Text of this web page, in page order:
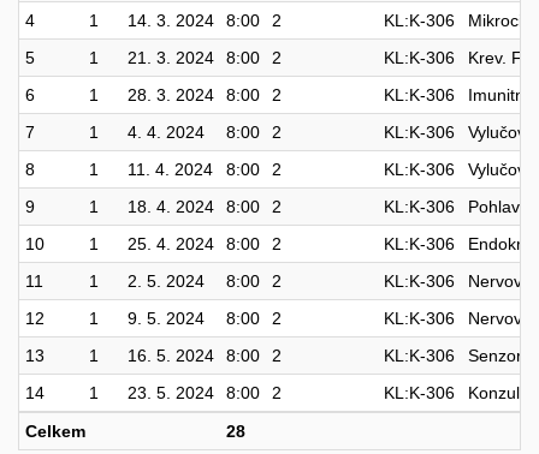
4
1 14. 3. 2024 8:00 2 KL:K-306
5
1 21. 3. 2024 8:00 2 KL:K-306
Krev.
6
1 28. 3. 2024 8:00 2 KL:K-306
Imunitní
7
1 4. 4. 2024 8:00 2 KL:K-306
8
1 11. 4. 2024 8:00 2 KL:K-306
9
1 18. 4. 2024 8:00 2 KL:K-306
10
1 25. 4. 2024 8:00 2 KL:K-306
11
1 2. 5. 2024 8:00 2 KL:K-306
Nervový
12
1 9. 5. 2024 8:00 2 KL:K-306
Nervový
13
1 16. 5. 2024 8:00 2 KL:K-306
14
1 23. 5. 2024 8:00 2 KL:K-306
Celkem
28